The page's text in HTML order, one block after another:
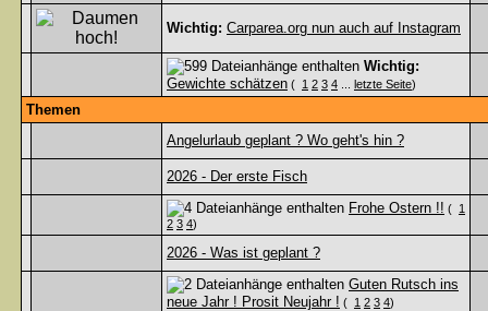
Wichtig: Carparea.org nun auch auf Instagram
Wichtig:
Gewichte schätzen ( 1 2 3 4 letzte Seite)
Themen
Angelurlaub geplant ? Wo geht's hin ?
2026 - Der erste Fisch
Frohe Ostern !! ( 1
2 3 4)
2026 - Was ist geplant ?
Guten Rutsch ins
neue Jahr ! Prosit Neujahr ! ( 1 2 3 4)